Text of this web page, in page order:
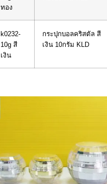
ทอง
k0232-
10g สี
เงิน
กระปุกบอลคริสตัล สี
เงิน 10กรัม KLD